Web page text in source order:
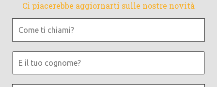
Ci piacerebbe aggiornarti sulle nostre novità
E
Indirizzo